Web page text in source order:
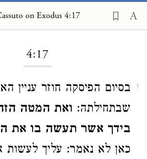
on Exodus 4:17
4:17
1
בסיום הפיסקה חוזר עניין
שבתחילתה: ואת המטה
בידך אשר תעשה בו את
כאן לא נאמר: עליך לעשות